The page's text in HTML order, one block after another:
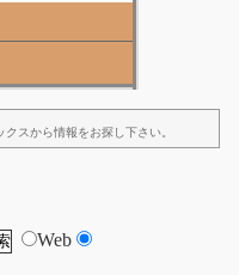
スから情報をお探し下さい。
Web